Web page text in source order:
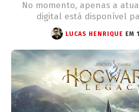
No momento, apenas a
digital está disponível
LUCAS HENRIQUE EM